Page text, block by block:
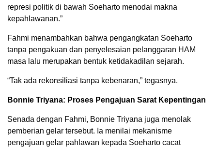
represi politik di bawah Soeharto menodai makna
kepahlawanan.”
Fahmi menambahkan bahwa pengangkatan Soeharto
tanpa pengakuan dan penyelesaian pelanggaran HAM
masa lalu merupakan bentuk ketidakadilan sejarah.
“Tak ada rekonsiliasi tanpa kebenaran,” tegasnya.
Bonnie Triyana: Proses Pengajuan Sarat Kepentingan
Senada dengan Fahmi, Bonnie Triyana juga menolak
pemberian gelar tersebut. Ia menilai mekanisme
pengajuan gelar pahlawan kepada Soeharto cacat